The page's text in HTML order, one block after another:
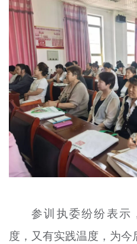
参训执委纷纷表示
度，又有实践温度，为